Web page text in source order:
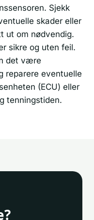
Sjekk
skader eller
ut om nødvendig.
sikre og uten feil.
det være
reparere eventuelle
(ECU) eller
tenningstiden.